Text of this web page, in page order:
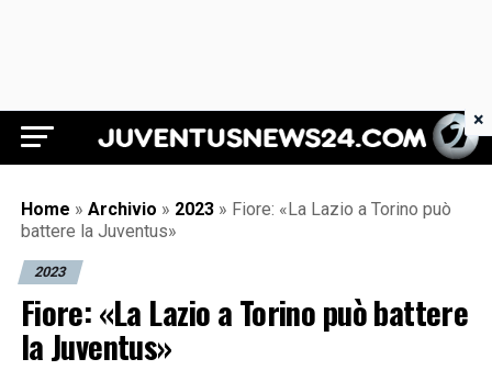
Juventus News 24
Home » Archivio » 2023 » Fiore: «La Lazio a Torino può
battere la Juventus»
2023
Fiore: «La Lazio a Torino può battere
la Juventus»
×